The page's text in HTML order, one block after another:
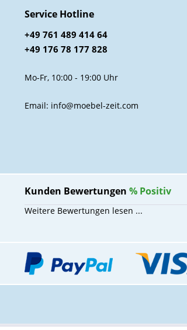
Service Hotline
+49 761 489 414 64
+49 176 78 177 828
Mo-Fr, 10:00 - 19:00 Uhr
Email: info@moebel-zeit.com
Kunden Bewertungen % Positiv
Weitere Bewertungen lesen ...